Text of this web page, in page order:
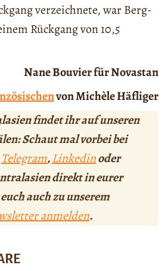
verzeichnete, war Berg-
Rückgang von 10,5
Nane Bouvier für Novastan
von Michèle Häfliger
findet ihr auf unseren
Schaut mal vorbei bei
Telegram,Linkedinoder
direkt in eurer
auch zu unserem
anmelden.